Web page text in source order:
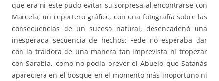
que era ni este pudo evitar su sorpresa al encontrarse con
Marcela; un reportero gráfico, con una fotografía sobre las
consecuencias de un suceso natural, desencadenó una
inesperada secuencia de hechos; Fede no esperaba dar
con la traidora de una manera tan imprevista ni tropezar
con Sarabia, como no podía prever el Abuelo que Satanás
apareciera en el bosque en el momento más inoportuno ni